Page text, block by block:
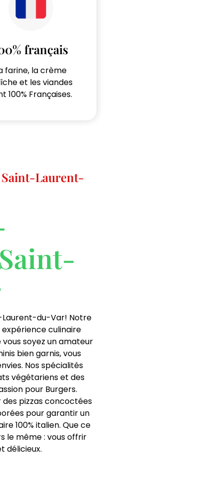
français
farine, la crème
et les viandes
100% Françaises.
Saint-Laurent-
Laurent-du-Var! Notre
culinaire
vous soyez un amateur
bien garnis, vous
Nos spécialités
végétariens et des
pour Burgers.
des pizzas concoctées
pour garantir un
100% italien. Que ce
le même : vous offrir
délicieux.